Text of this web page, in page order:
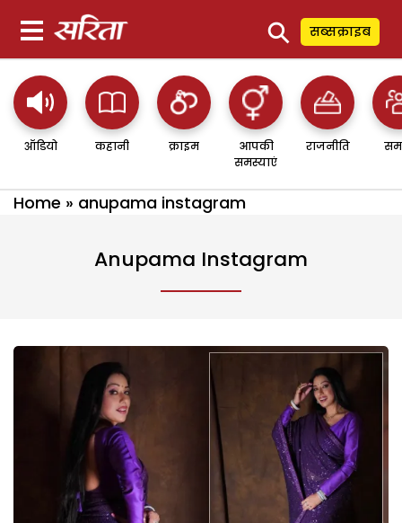
⚲ सब्सक्राइब
ऑडियो कहानी क्राइम
आपकी
समस्याएं
राजनीति
Home » anupama instagram
Anupama Instagram